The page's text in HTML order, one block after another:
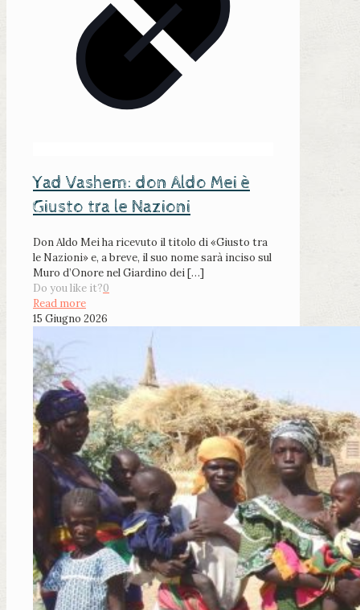
Yad Vashem: don Aldo Mei è
Giusto tra le Nazioni
Don Aldo Mei ha ricevuto il titolo di «Giusto tra
le Nazioni» e, a breve, il suo nome sarà inciso sul
Muro d’Onore nel Giardino dei[…]
Do you like it?0
Read more
15 Giugno 2026